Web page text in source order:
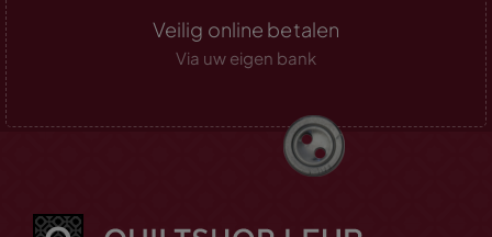
Veilig online betalen
Via uw eigen bank